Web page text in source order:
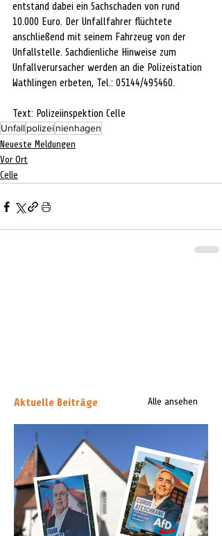
entstand dabei ein Sachschaden von rund
10.000 Euro. Der Unfallfahrer flüchtete
anschließend mit seinem Fahrzeug von der
Unfallstelle. Sachdienliche Hinweise zum
Unfallverursacher werden an die Polizeistation
Wathlingen erbeten, Tel.: 05144/495460.
Text: Polizeiinspektion Celle
Unfallpolizeinienhagen
Neueste Meldungen
Vor Ort
Celle
Aktuelle Beiträge Alle ansehen